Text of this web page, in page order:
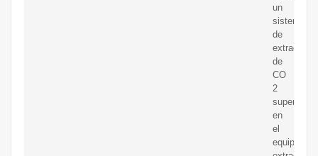
un
sistema
de
extracción
de
CO
2
en
el
equipo